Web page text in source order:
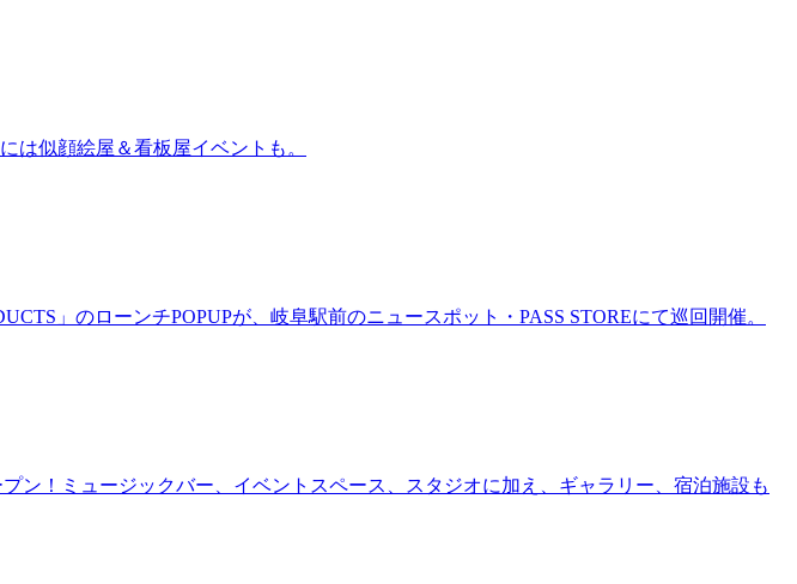
は似顔絵屋＆看板屋イベントも。
」のローンチPOPUPが、岐阜駅前のニュースポット・PASS STOREにて巡回開催。
ン！ミュージックバー、イベントスペース、スタジオに加え、ギャラリー、宿泊施設も